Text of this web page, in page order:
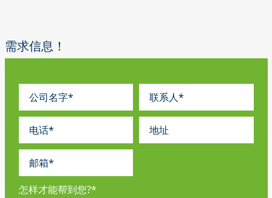
需求信息！
怎样才能帮到您?*